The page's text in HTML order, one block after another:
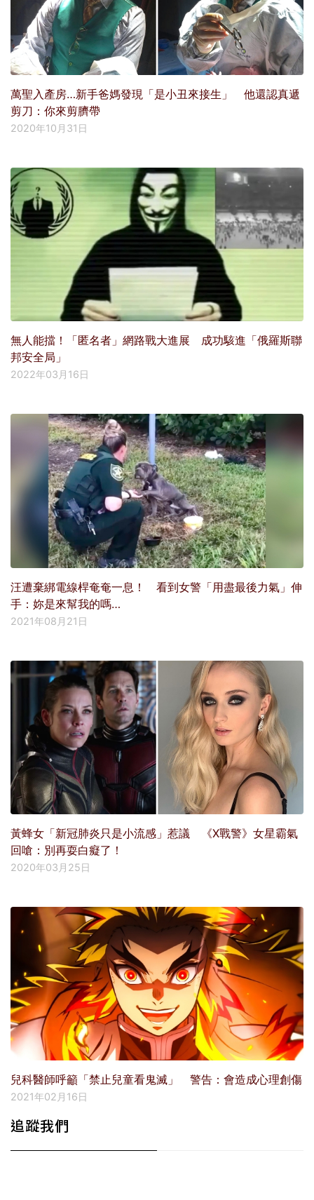
萬聖入產房…新手爸媽發現「是小丑來接生」 他還認真遞
剪刀：你來剪臍帶
2020年10月31日
無人能擋！「匿名者」網路戰大進展 成功駭進「俄羅斯聯
邦安全局」
2022年03月16日
汪遭棄綁電線桿奄奄一息！ 看到女警「用盡最後力氣」伸
手：妳是來幫我的嗎…
2021年08月21日
黃蜂女「新冠肺炎只是小流感」惹議 《X戰警》女星霸氣
回嗆：別再耍白癡了！
2020年03月25日
兒科醫師呼籲「禁止兒童看鬼滅」 警告：會造成心理創傷
2021年02月16日
追蹤我們